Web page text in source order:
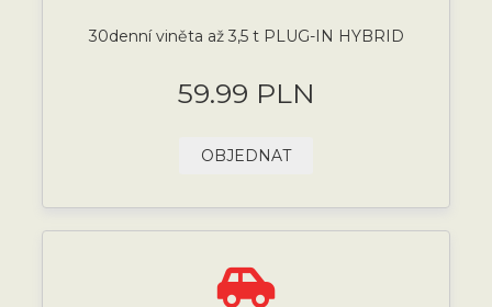
30denní viněta až 3,5 t PLUG-IN HYBRID
59.99 PLN
OBJEDNAT